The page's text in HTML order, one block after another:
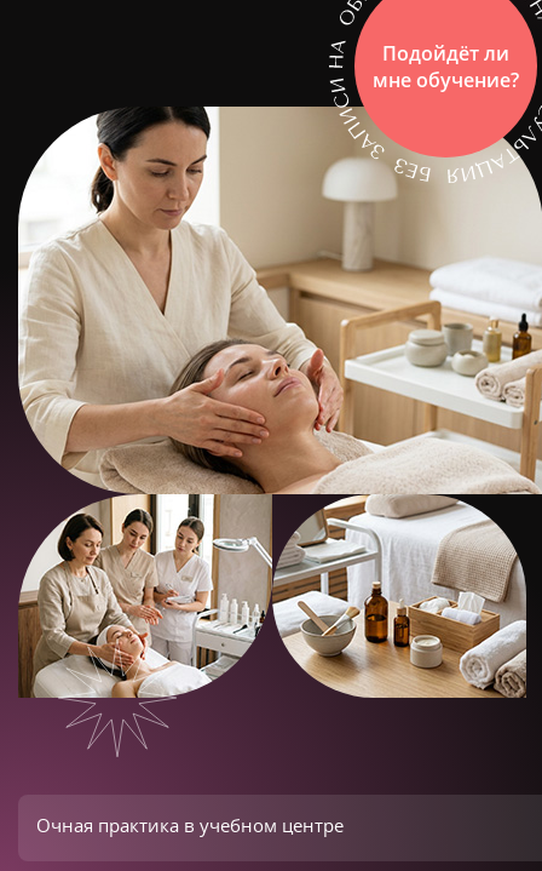
Подойдёт ли
мне обучение?
Очная практика в учебном центре